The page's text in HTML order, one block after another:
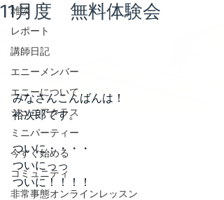
雑談
レポート
講師日記
エニーメンバー
エニーについて
ジュニアクラス
ミニパーティー
今すぐ始める
コミュニティ
非常事態オンラインレッスン
11月度 無料体験会
みなさんこんばんは！
裕次郎です。
ついに・・・・
ついにっっ
ついに！！！！